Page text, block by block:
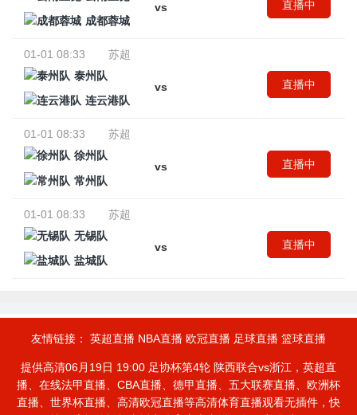
vs
成都蓉城
直播中
01-01 08:33
苏超
泰州队
vs
连云港队
直播中
01-01 08:33
苏超
徐州队
vs
常州队
直播中
01-01 08:33
苏超
无锡队
vs
盐城队
直播中
友情链接： 英超直播 NBA直播 欧冠直播 足球直播 篮球直播
提供高清06月19日 19:00 足协杯第4轮 陕西联合vs浙江，英超直
播、在线法甲直播、CBA直播、德甲直播、五大联赛直播、欧洲杯
直播、世界杯直播、高清欧冠直播等高清体育直播观看无插件，快